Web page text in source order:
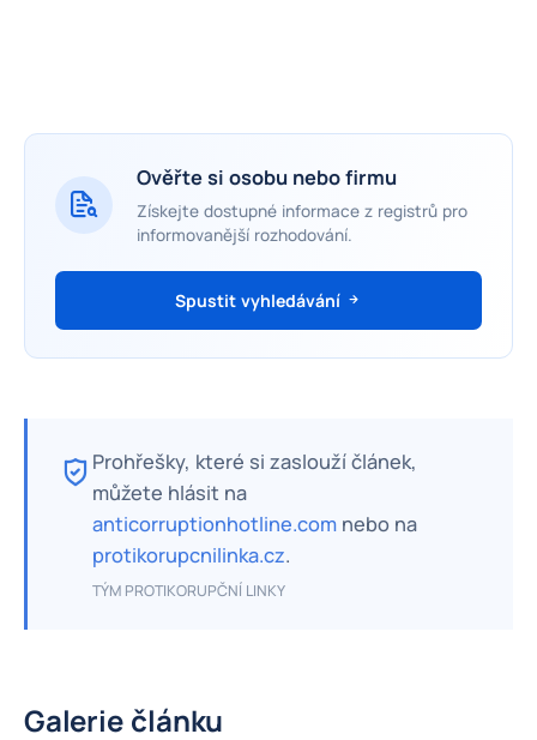
Ověřte si osobu nebo firmu
Získejte dostupné informace z registrů pro
informovanější rozhodování.
Spustit vyhledávání
Prohřešky, které si zaslouží článek,
můžete hlásit na
anticorruptionhotline.com nebo na
protikorupcnilinka.cz.
TÝM PROTIKORUPČNÍ LINKY
Galerie článku